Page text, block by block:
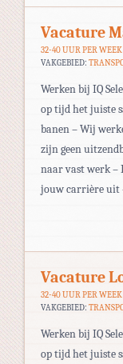
Vacature
32-40 UUR PER WEEK
VAKGEBIED:
Werken bij IQ
op tijd het juiste
banen – Wij
zijn geen
naar vast werk –
jouw carrière uit
Vacature
32-40 UUR PER WEEK
VAKGEBIED:
Werken bij IQ
op tijd het juiste